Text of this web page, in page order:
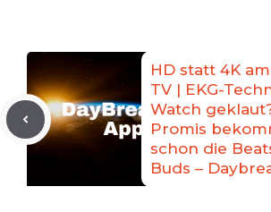
HD statt 4K
TV | EKG-
Watch
Promis
schon die
Buds –